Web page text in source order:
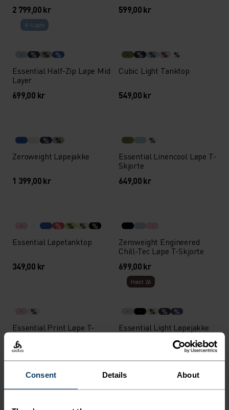
Consent Details About
2 799,00 kr
599,00 kr
X-Light
% % %
Essential Half-Zip Løpe Mid
Layer
699,00 kr
% % % %
Cubic Light Tanktop
549,00 kr
% %
Zeroweight Løpejakke
1 399,00 kr
%
Essential Linencool Løpe T-
Skjorte
649,00 kr
% % % %
Essential Løpetanktop
349,00 kr
Zeroweight Engineered
Chill-Tec Løpe T-Skjorte
699,00 kr
%
Essential Print Løpe T-
499,00 kr
Høst 26
% % %
Essential Light Løpejakke